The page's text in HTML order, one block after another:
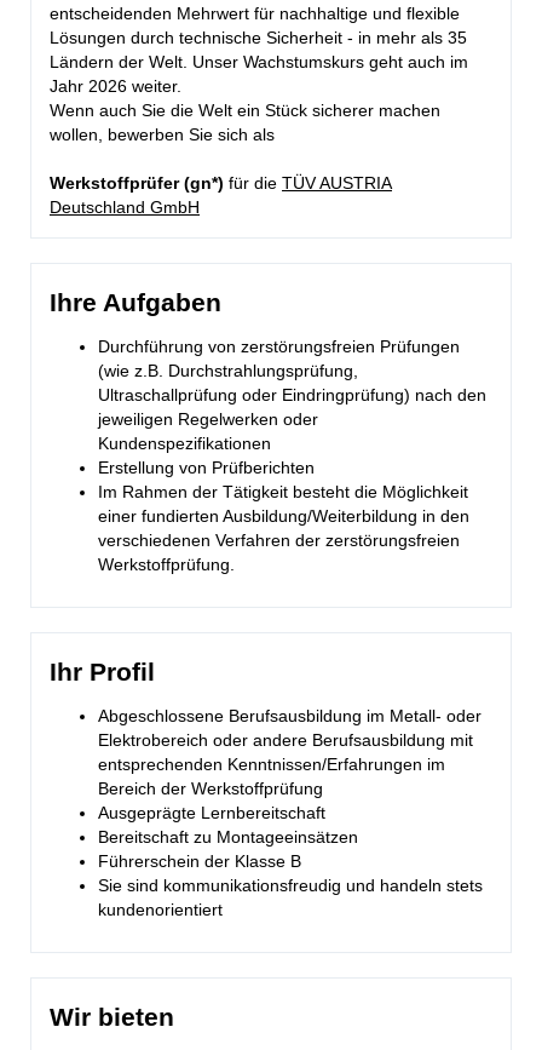
entscheidenden Mehrwert für nachhaltige und flexible
Lösungen durch technische Sicherheit - in mehr als 35
Ländern der Welt. Unser Wachstumskurs geht auch im
Jahr 2026 weiter.
Wenn auch Sie die Welt ein Stück sicherer machen
wollen, bewerben Sie sich als
Werkstoffprüfer (gn*) für die TÜV AUSTRIA
Deutschland GmbH
Ihre Aufgaben
Durchführung von zerstörungsfreien Prüfungen
(wie z.B. Durchstrahlungsprüfung,
Ultraschallprüfung oder Eindringprüfung) nach den
jeweiligen Regelwerken oder
Kundenspezifikationen
Erstellung von Prüfberichten
Im Rahmen der Tätigkeit besteht die Möglichkeit
einer fundierten Ausbildung/Weiterbildung in den
verschiedenen Verfahren der zerstörungsfreien
Werkstoffprüfung.
Ihr Profil
Abgeschlossene Berufsausbildung im Metall- oder
Elektrobereich oder andere Berufsausbildung mit
entsprechenden Kenntnissen/Erfahrungen im
Bereich der Werkstoffprüfung
Ausgeprägte Lernbereitschaft
Bereitschaft zu Montageeinsätzen
Führerschein der Klasse B
Sie sind kommunikationsfreudig und handeln stets
kundenorientiert
Wir bieten